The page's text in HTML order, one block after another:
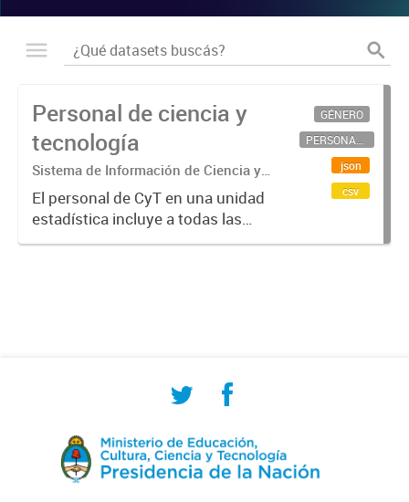
Personal de ciencia y
tecnología
Sistema de Información de Ciencia y
Tecnología Argentino (SICYTAR)
El personal de CyT en una unidad
estadística incluye a todas las
personas involucradas
GÉNERO
PERSONAL CIENTÍFICO-TECNOLÓGICO
json
csv